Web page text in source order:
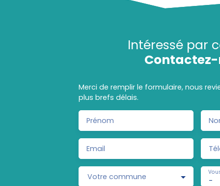
Intéressé par
Merci de remplir le formulaire, nous
plus brefs délais.
Prénom
Email
Votre commune -